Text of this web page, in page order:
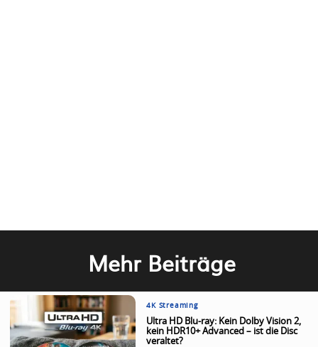
Mehr Beiträge
4K Streaming
Ultra HD Blu-ray: Kein Dolby Vision 2,
kein HDR10+ Advanced – ist die Disc
veraltet?